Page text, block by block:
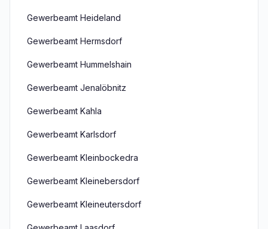
Gewerbeamt Heideland
Gewerbeamt Hermsdorf
Gewerbeamt Hummelshain
Gewerbeamt Jenalöbnitz
Gewerbeamt Kahla
Gewerbeamt Karlsdorf
Gewerbeamt Kleinbockedra
Gewerbeamt Kleinebersdorf
Gewerbeamt Kleineutersdorf